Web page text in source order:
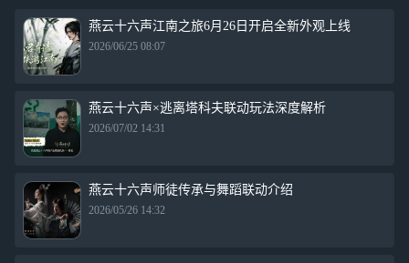
燕云十六声江南之旅6月26日开启全新外观上线
2026/06/25 08:07
燕云十六声×逃离塔科夫联动玩法深度解析
2026/07/02 14:31
燕云十六声师徒传承与舞蹈联动介绍
2026/05/26 14:32